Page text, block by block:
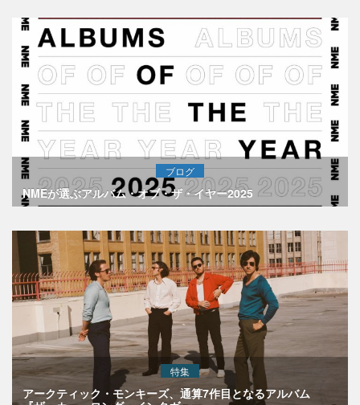
ブログ
NMEが選ぶアルバム・オブ・ザ・イヤー2025
特集
アークティック・モンキーズ、通算7作目となるアルバム